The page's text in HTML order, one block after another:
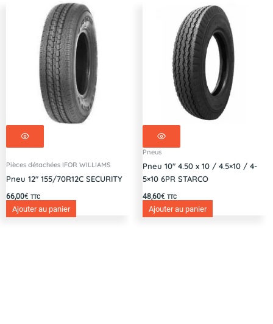
Pièces détachées IFOR WILLIAMS
Pneu 12″ 155/70R12C SECURITY
66,00€ TTC
Ajouter au panier
Pneus
Pneu 10″ 4.50 x 10 / 4.5×10 / 4-
5×10 6PR STARCO
48,60€ TTC
Ajouter au panier